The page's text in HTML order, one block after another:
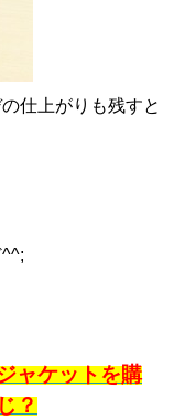
仕上がりも残すと
ャケットを購
？